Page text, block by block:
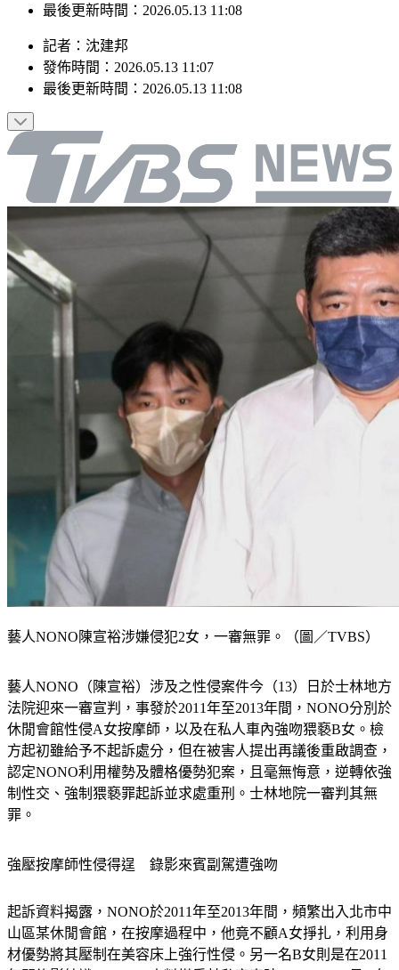
發佈時間：2026.05.13 11:07
記者：沈建邦
發佈時間：2026.05.13 11:07
藝人NONO（陳宣裕）涉及之性侵案件今（13）日於士林地方
法院迎來一審宣判，事發於2011年至2013年間，NONO分別於
休閒會館性侵A女按摩師，以及在私人車內強吻猥褻B女。檢
方起初雖給予不起訴處分，但在被害人提出再議後重啟調查，
認定NONO利用權勢及體格優勢犯案，且毫無悔意，逆轉依強
制性交、強制猥褻罪起訴並求處重刑。士林地院一審判其無
起訴資料揭露，NONO於2011年至2013年間，頻繁出入北市中
山區某休閒會館，在按摩過程中，他竟不顧A女掙扎，利用身